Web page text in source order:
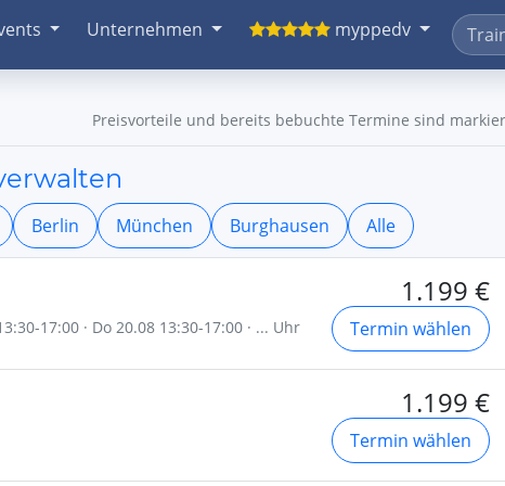
Unternehmen myppedv
Preisvorteile und bereits bebuchte Termine sind
Berlin München Burghausen Alle
17:00 · Do 20.08 13:30-17:00 · ... Uhr
1.199 €
Termin wählen
1.199 €
Termin wählen